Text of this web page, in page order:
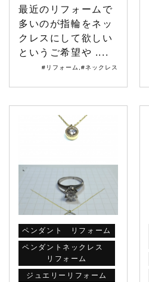
最近のリフォームで
多いのが指輪をネッ
クレスにして欲しい
というご希望や ....
#リフォーム #ネックレス
ペンダント リフォーム
ペンダントネックレス
リフォーム
ジュエリーリフォーム